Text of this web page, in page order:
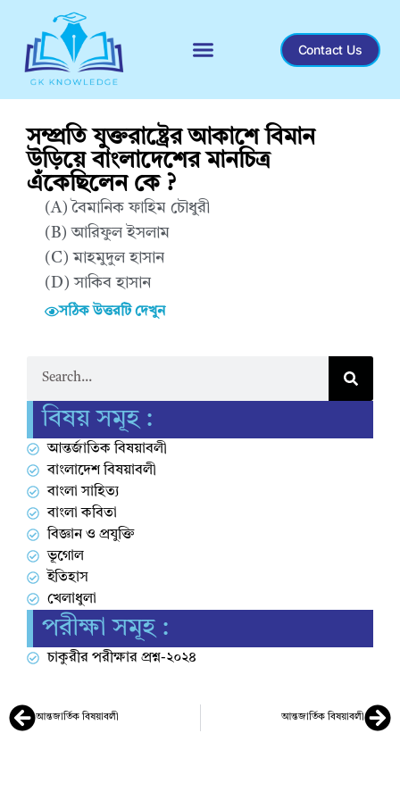
Contact Us
সম্প্রতি যুক্তরাষ্ট্রের আকাশে বিমান
উড়িয়ে বাংলাদেশের মানচিত্র
এঁকেছিলেন কে ?
(A) বৈমানিক ফাহিম চৌধুরী
(B) আরিফুল ইসলাম
(C) মাহমুদুল হাসান
(D)সাকিব হাসান
সঠিক উত্তরটি দেখুন
বিষয় সমূহ :
আন্তর্জাতিক বিষয়াবলী
বাংলাদেশ বিষয়াবলী
বাংলা সাহিত্য
বাংলা কবিতা
বিজ্ঞান ও প্রযুক্তি
ভূগোল
ইতিহাস
খেলাধুলা
পরীক্ষা সমূহ :
চাকুরীর পরীক্ষার প্রশ্ন-২০২৪
আন্তজার্তিক বিষয়াবলী আন্তজার্তিক বিষয়াবলী